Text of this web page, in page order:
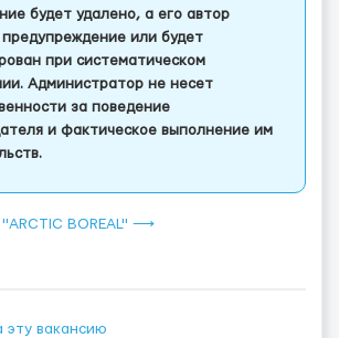
будет удалено, а его автор
или будет
при систематическом
Администратор не несет
за поведение
и фактическое выполнение им
"ARCTIC BOREAL" ⟶
эту вакансию